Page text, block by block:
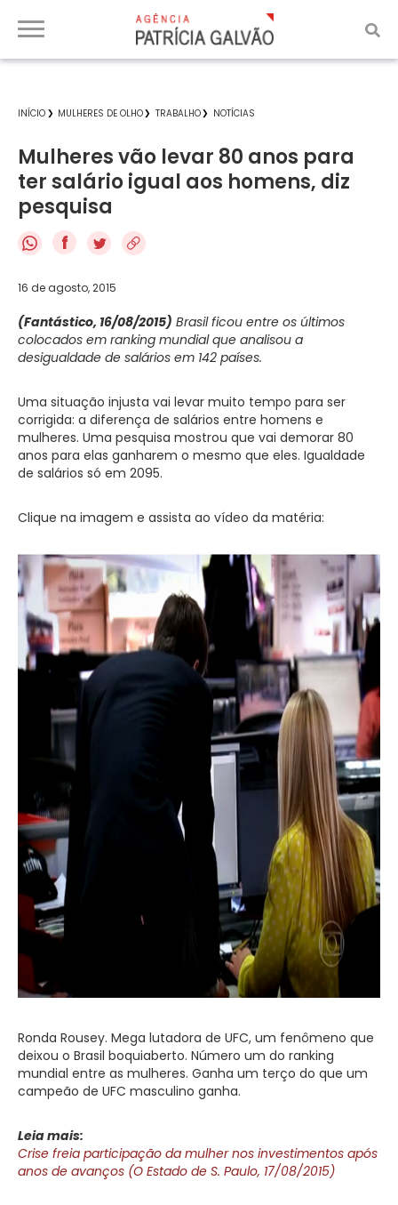
INÍCIO MULHERES DE OLHO TRABALHO NOTÍCIAS
Mulheres vão levar 80 anos para
ter salário igual aos homens, diz
pesquisa
f
16 de agosto, 2015
(Fantástico, 16/08/2015) Brasil ficou entre os últimos
colocados em ranking mundial que analisou a
desigualdade de salários em 142 países.
Uma situação injusta vai levar muito tempo para ser
corrigida: a diferença de salários entre homens e
mulheres. Uma pesquisa mostrou que vai demorar 80
anos para elas ganharem o mesmo que eles. Igualdade
de salários só em 2095.
Clique na imagem e assista ao vídeo da matéria:
Ronda Rousey. Mega lutadora de UFC, um fenômeno que
deixou o Brasil boquiaberto. Número um do ranking
mundial entre as mulheres. Ganha um terço do que um
campeão de UFC masculino ganha.
Leia mais:
Crise freia participação da mulher nos investimentos após
anos de avanços (O Estado de S. Paulo, 17/08/2015)